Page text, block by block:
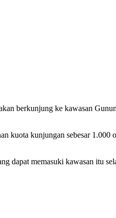
berkunjung ke kawasan
kuota kunjungan sebesar 1.000
dapat memasuki kawasan itu